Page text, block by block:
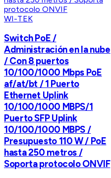
WI-TEK
Switch PoE /
Administración en la nube
/ Con 8 puertos
10/100/1000 Mbps PoE
af/at/bt / 1 Puerto
Ethernet Uplink
10/100/1000 MBPS/1
Puerto SFP Uplink
10/100/1000 MBPS /
Presupuesto 110 W / PoE
hasta 250 metros /
Soporta protocolo ONVIF